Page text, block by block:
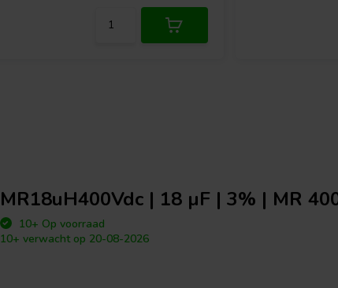
MR18uH400Vdc | 18 µF | 3% | MR
10+ Op voorraad
10+ verwacht op 20-08-2026